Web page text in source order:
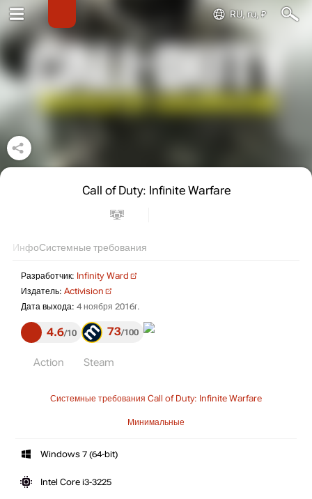
RU, ru, ₽
Call of Duty: Infinite Warfare
ИнфоСистемные требования
Разработчик: Infinity Ward
Издатель: Activision
Дата выхода: 4 ноября 2016г.
4.6 10 73 100
Action Steam
Системные требования Call of Duty: Infinite Warfare
Минимальные
Windows 7 (64-bit)
Intel Core i3-3225